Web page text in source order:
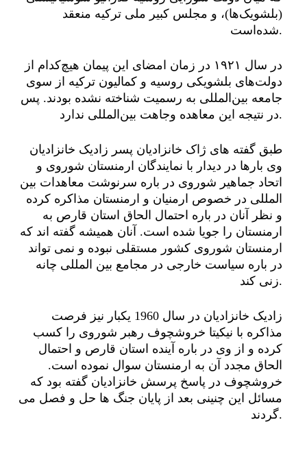
(بلشویک‌ها)، و مجلس کبیر ملی ترکیه منعقد
شده‌است.
در سال ۱۹۲۱ در زمان امضای این پیمان هیچ‌کدام از
دولت‌های بلشویکی روسیه و کمالیون ترکیه از سوی
جامعه بین‌المللی به رسمیت شناخته نشده بودند. پس
در نتیجه این معاهده وجاهت بین‌المللی ندارد.
طبق گفته های ژاک خانزادیان پسر زادیک خانزادیان
وی بارها در دیدار با نمایندگان ارمنستان شوروی و
اتحاد جماهیر شوروی در باره سرنوشت معاهدات بین
المللی در خصوص ارمنیان و ارمنستان مذاکره کرده
و نظر آنان در باره احتمال الحاق استان قارص به
ارمنستان را جویا شده است. آنان همیشه گفته اند که
ارمنستان شوروی کشور مستقلی نبوده و نمی تواند
در باره سیاست خارجی در مجامع بین المللی چانه
زنی کند.
زادیک خانزادیان در سال 1960 یکبار نیز فرصت
مذاکره با نیکیتا خروشچوف رهبر شوروی را کسب
کرده و از وی در باره آینده استان قارص و احتمال
الحاق مجدد آن به ارمنستان سوال نموده است.
خروشچوف در پاسخ پرسش خانزادیان گفته بود که
مسائل این چنینی بعد از پایان جنگ ها حل و فصل می
گردند.